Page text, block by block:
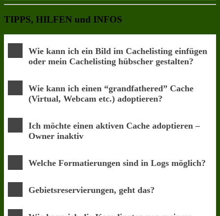
TIPPS, HILFEN und INFOS
Wie kann ich ein Bild im Cachelisting einfügen
oder mein Cachelisting hübscher gestalten?
Wie kann ich einen “grandfathered” Cache
(Virtual, Webcam etc.) adoptieren?
Ich möchte einen aktiven Cache adoptieren –
Owner inaktiv
Welche Formatierungen sind in Logs möglich?
Gebietsreservierungen, geht das?